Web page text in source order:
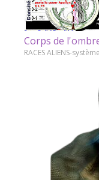
Corps de
RACES ALIENS-